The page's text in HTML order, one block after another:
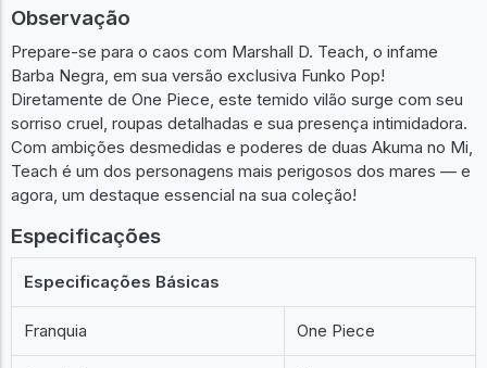
Observação
Prepare-se para o caos com Marshall D. Teach, o infame
Barba Negra, em sua versão exclusiva Funko Pop!
Diretamente de One Piece, este temido vilão surge com seu
sorriso cruel, roupas detalhadas e sua presença intimidadora.
Com ambições desmedidas e poderes de duas Akuma no Mi,
Teach é um dos personagens mais perigosos dos mares — e
agora, um destaque essencial na sua coleção!
Especificações
Especificações Básicas
Franquia One Piece